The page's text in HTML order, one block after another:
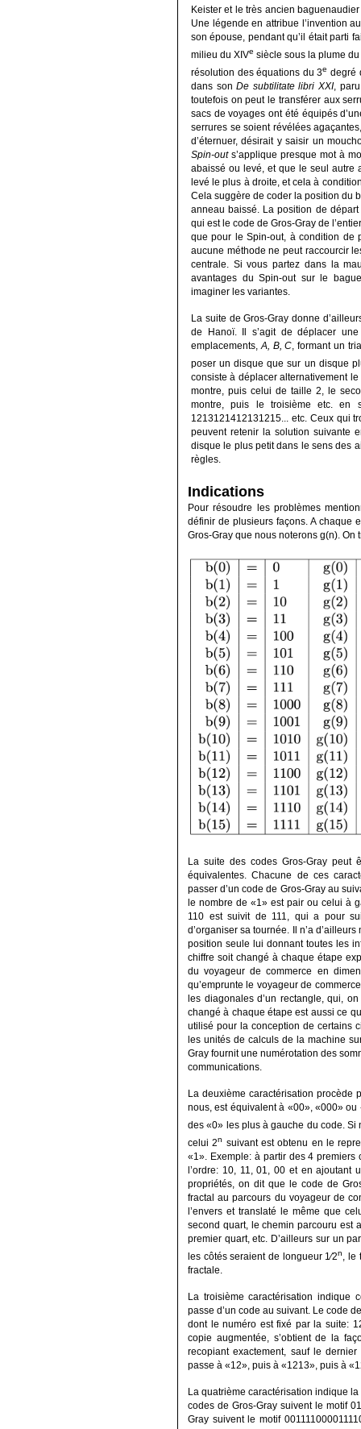
Keister et le très ancien
Une légende en attribue l’invention
son épouse, pendant qu’il était parti
milieu du XIVe siècle sous la plume
résolution des équations du 3e degré
dans sonDe subtilitate libri XXI,
toutefois on peut le transférer aux
sacs de voyages ont été équipés
serrures se soient révélées
d’éternuer, désirait y saisir un
Spin-outs’applique presque mot à
abaissé ou levé, et que le seul autre
levé le plus à droite, et cela à
Cela suggère de coder la position du
anneau baissé. La position de
qui est le code de Gros-Gray de
que pour le Spin-out, à condition de
aucune méthode ne peut raccourcir
centrale. Si vous partez dans la
avantages du Spin-out sur le
imaginer les variantes.
La suite de Gros-Gray donne
de Hanoï. Il s’agit de déplacer
emplacements,A, B, C, formant un
poser un disque que sur un disque
consiste à déplacer alternativement
montre, puis celui de taille 2, le
montre, puis le troisième etc. en
1213121412131215... etc. Ceux qui
peuvent retenir la solution suivante
disque le plus petit dans le sens des
règles.
Indications
Pour résoudre les problèmes
définir de plusieurs façons. A chaque
Gros-Gray que nous noterons g(n).
La suite des codes Gros-Gray peut
équivalentes. Chacune de ces
passer d’un code de Gros-Gray au
le nombre de «1» est pair ou celui à
110 est suivit de 111, qui a pour
d’organiser sa tournée. Il n’a
position seule lui donnant toutes les
chiffre soit changé à chaque étape
du voyageur de commerce en
qu’emprunte le voyageur de
les diagonales d’un rectangle, qui,
changé à chaque étape est aussi ce
utilisé pour la conception de certains
les unités de calculs de la machine
Gray fournit une numérotation des
communications.
La deuxième caractérisation procède
nous, est équivalent à «00», «000»
des «0» les plus à gauche du code.
celui 2n suivant est obtenu en le
«1». Exemple: à partir des 4
l’ordre: 10, 11, 01, 00 et en ajoutant
propriétés, on dit que le code de
fractal au parcours du voyageur de
l’envers et translaté le même que
second quart, le chemin parcouru est
premier quart, etc. D’ailleurs sur un
les côtés seraient de longueur 1∕2n, le
fractale.
La troisième caractérisation indique
passe d’un code au suivant. Le code
dont le numéro est fixé par la suite:
copie augmentée, s’obtient de la
recopiant exactement, sauf le
passe à «12», puis à «1213», puis à
La quatrième caractérisation indique
codes de Gros-Gray suivent le motif
Gray suivent le motif